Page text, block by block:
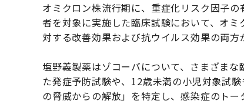
オミクロン株流行期に、重症化リスク因子
者を対象に実施した臨床試験において、オ
対する改善効果および抗ウイルス効果の両方
塩野義製薬はゾコーバについて、さまざま
た発症予防試験や、12歳未満の小児対象試
の脅威からの解放」を特定し、感染症のトー